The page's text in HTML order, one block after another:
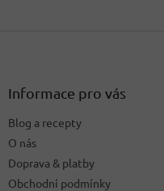
Informace pro vás
Blog a recepty
O nás
Doprava & platby
Obchodní podmínky